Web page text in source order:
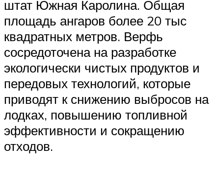
штат Южная Каролина. Общая
площадь ангаров более 20 тыс
квадратных метров. Верфь
сосредоточена на разработке
экологически чистых продуктов и
передовых технологий, которые
приводят к снижению выбросов на
лодках, повышению топливной
эффективности и сокращению
отходов.